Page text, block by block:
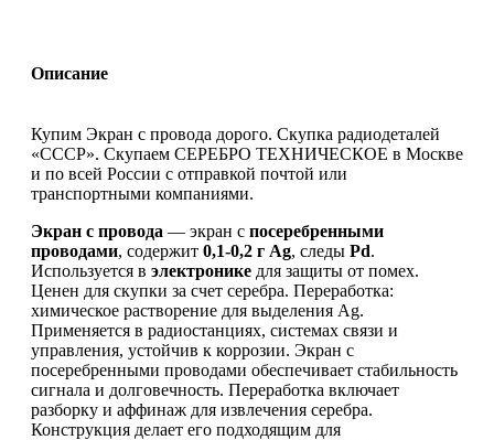
Описание
Купим Экран с провода дорого. Скупка радиодеталей
«СССР». Скупаем СЕРЕБРО ТЕХНИЧЕСКОЕ в Москве
и по всей России с отправкой почтой или
транспортными компаниями.
Экран с провода — экран с посеребренными
проводами, содержит 0,1-0,2 г Ag, следы Pd.
Используется в электронике для защиты от помех.
Ценен для скупки за счет серебра. Переработка:
химическое растворение для выделения Ag.
Применяется в радиостанциях, системах связи и
управления, устойчив к коррозии. Экран с
посеребренными проводами обеспечивает стабильность
сигнала и долговечность. Переработка включает
разборку и аффинаж для извлечения серебра.
Конструкция делает его подходящим для